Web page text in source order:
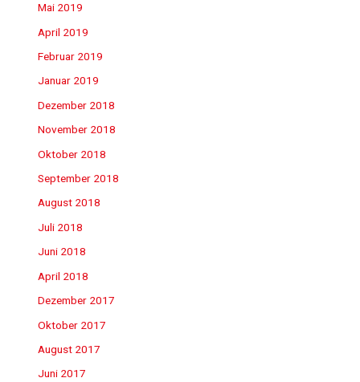
Mai 2019
April 2019
Februar 2019
Januar 2019
Dezember 2018
November 2018
Oktober 2018
September 2018
August 2018
Juli 2018
Juni 2018
April 2018
Dezember 2017
Oktober 2017
August 2017
Juni 2017